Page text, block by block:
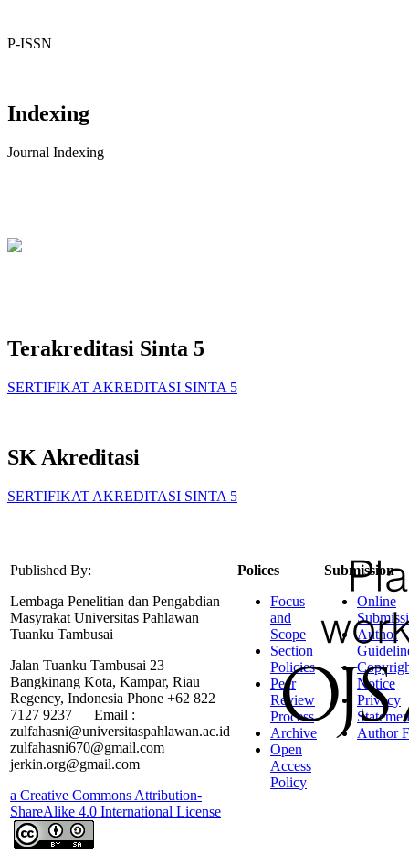
P-ISSN
Indexing
Journal Indexing
Terakreditasi Sinta 5
SERTIFIKAT AKREDITASI SINTA 5
SK Akreditasi
SERTIFIKAT AKREDITASI SINTA 5
Published By:
Lembaga Penelitian dan Pengabdian
Masyrakat Universitas Pahlawan
Tuanku Tambusai
Jalan Tuanku Tambusai 23
Bangkinang Kota, Kampar, Riau
Regency, Indonesia Phone +62 822
7127 9237 Email :
zulfahasni@universitaspahlawan.ac.id
zulfahasni670@gmail.com
jerkin.org@gmail.com
a Creative Commons Attribution-
ShareAlike 4.0 International License
Polices
Focus
and
Scope
Section
Policies
Peer
Review
Process
Archive
Open
Access
Policy
Submission
Online
Author
Notice
Privacy
Author